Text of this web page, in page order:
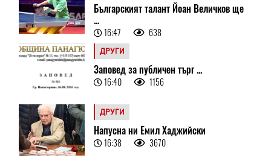
Българският талант Йоан Величков ще
...
16:47 638
ДРУГИ
Заповед за публичен търг ...
16:40 1156
ДРУГИ
Напусна ни Емил Хаджийски
16:38 3670